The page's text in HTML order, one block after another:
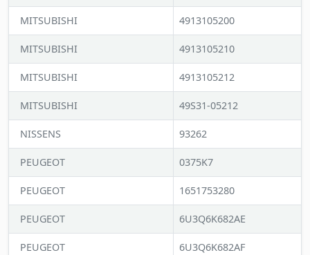
MITSUBISHI 4913105200
MITSUBISHI 4913105210
MITSUBISHI 4913105212
MITSUBISHI 49S31-05212
NISSENS 93262
PEUGEOT 0375K7
PEUGEOT 1651753280
PEUGEOT 6U3Q6K682AE
PEUGEOT 6U3Q6K682AF